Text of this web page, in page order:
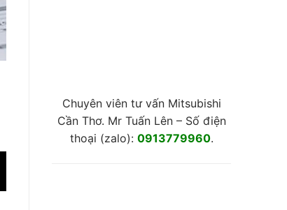
Chuyên viên tư vấn Mitsubishi
Cần Thơ. Mr Tuấn Lên – Số điện
thoại (zalo): 0913779960.